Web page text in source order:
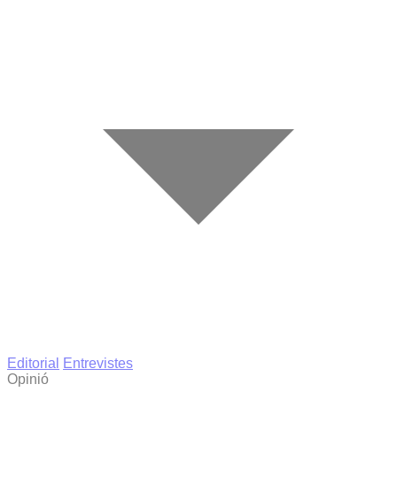
Editorial
Entrevistes
Opinió